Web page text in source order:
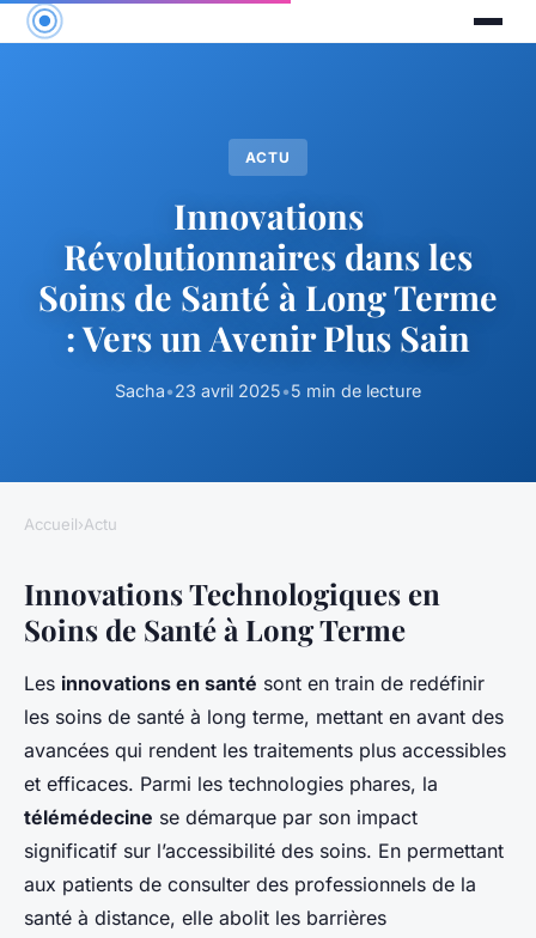
ACTU
Innovations
Révolutionnaires dans les
Soins de Santé à Long Terme
: Vers un Avenir Plus Sain
Sacha•23 avril 2025•5 min de lecture
Accueil›Actu
Innovations Technologiques en
Soins de Santé à Long Terme
Les innovations en santé sont en train de redéfinir
les soins de santé à long terme, mettant en avant des
avancées qui rendent les traitements plus accessibles
et efficaces. Parmi les technologies phares, la
télémédecine se démarque par son impact
significatif sur l’accessibilité des soins. En permettant
aux patients de consulter des professionnels de la
santé à distance, elle abolit les barrières